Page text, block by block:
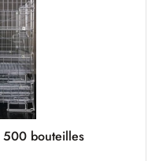
bouteilles